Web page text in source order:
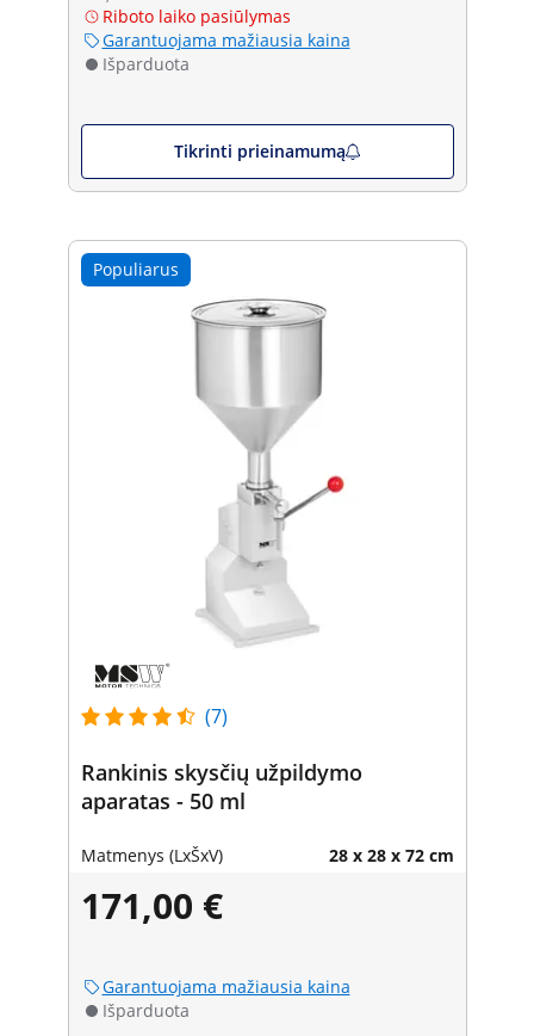
Riboto laiko pasiūlymas
Garantuojama mažiausia kaina
Išparduota
Tikrinti prieinamumą
Populiarus
(7)
Rankinis skysčių užpildymo
aparatas - 50 ml
Matmenys (LxŠxV) 28 x 28 x 72 cm
171,00 €
Garantuojama mažiausia kaina
Išparduota